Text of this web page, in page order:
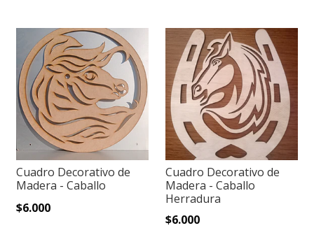
Cuadro Decorativo de
Madera - Caballo
$6.000
Cuadro Decorativo de
Madera - Caballo
Herradura
$6.000